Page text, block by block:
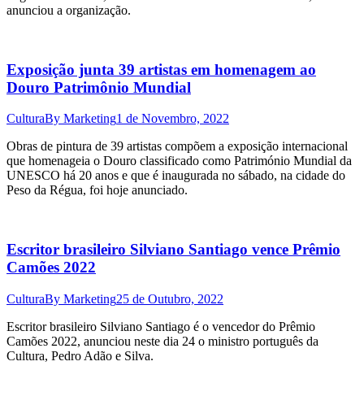
anunciou a organização.
Exposição junta 39 artistas em homenagem ao
Douro Patrimônio Mundial
CulturaBy Marketing1 de Novembro, 2022
Obras de pintura de 39 artistas compõem a exposição internacional
que homenageia o Douro classificado como Património Mundial da
UNESCO há 20 anos e que é inaugurada no sábado, na cidade do
Peso da Régua, foi hoje anunciado.
Escritor brasileiro Silviano Santiago vence Prêmio
Camões 2022
CulturaBy Marketing25 de Outubro, 2022
Escritor brasileiro Silviano Santiago é o vencedor do Prêmio
Camões 2022, anunciou neste dia 24 o ministro português da
Cultura, Pedro Adão e Silva.